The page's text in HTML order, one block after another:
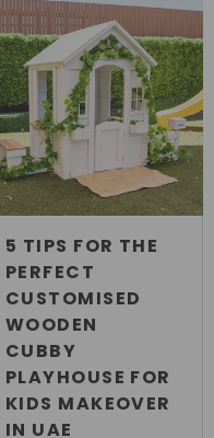
5 TIPS FOR THE
PERFECT
CUSTOMISED
WOODEN
CUBBY
PLAYHOUSE FOR
KIDS MAKEOVER
IN UAE